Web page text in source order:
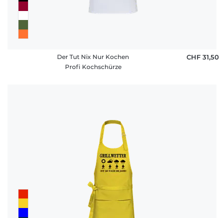
Der Tut Nix Nur Kochen
Profi Kochschürze
CHF 31,50